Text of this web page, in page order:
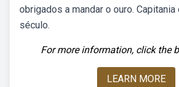
obrigados a mandar o ouro.
século.
For more information, click the
LEARN MORE